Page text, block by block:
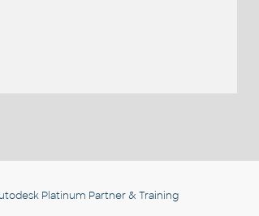
Platinum Partner & Training